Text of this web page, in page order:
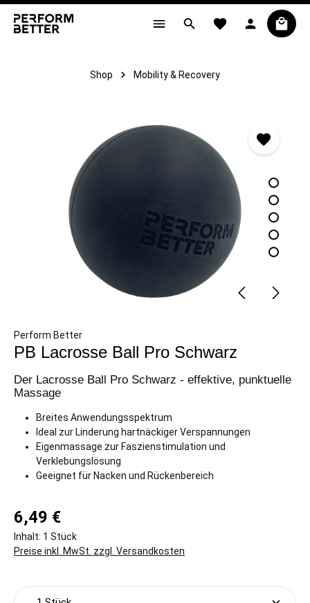
springen
Shop Mobility & Recovery
Perform Better
PB Lacrosse Ball Pro Schwarz
Der Lacrosse Ball Pro Schwarz - effektive, punktuelle
Massage
Breites Anwendungsspektrum
Ideal zur Linderung hartnäckiger Verspannungen
Eigenmassage zur Faszienstimulation und
Verklebungslösung
Geeignet für Nacken und Rückenbereich
6,49 €
Inhalt: 1 Stück
Preise inkl. MwSt. zzgl. Versandkosten
Produkt Anzahl: Gib den gewünschten Wert ein